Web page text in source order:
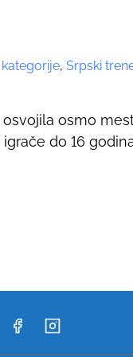
,Srpski
osmo
do 16